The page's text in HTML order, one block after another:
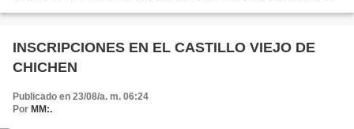
INSCRIPCIONES EN EL CASTILLO VIEJO DE
CHICHEN
Publicado en 23/08/a. m. 06:24
Por MM:.